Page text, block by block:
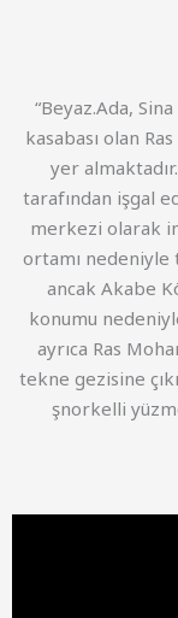
“Beyaz.Ada, Sina
kasabası olan
yer
tarafından işgal
merkezi olarak
ortamı
ancak Akabe
konumu
ayrıca Ras
tekne gezisine
şnorkelli